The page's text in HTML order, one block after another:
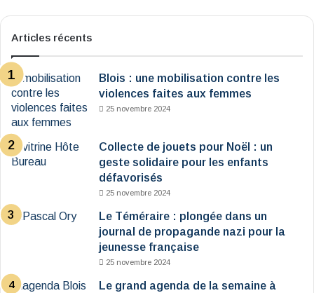
Articles récents
Blois : une mobilisation contre les
violences faites aux femmes
25 novembre 2024
Collecte de jouets pour Noël : un
geste solidaire pour les enfants
défavorisés
25 novembre 2024
Le Téméraire : plongée dans un
journal de propagande nazi pour la
jeunesse française
25 novembre 2024
Le grand agenda de la semaine à